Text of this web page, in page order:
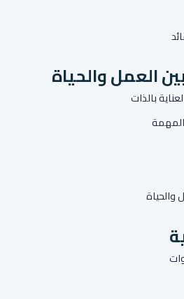
العمل والحياة
بالذات
المهمة
والحياة